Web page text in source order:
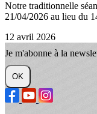
Notre traditionnelle
21/04/2026 au lieu du
12 avril 2026
Je m'abonne à la
OK